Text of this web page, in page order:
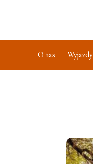
O nas Wyjazdy